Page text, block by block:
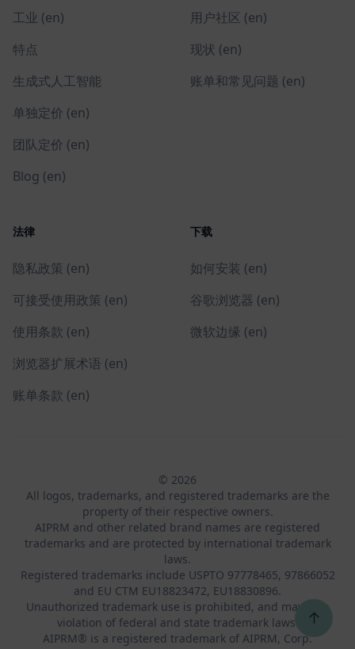
工业 (en)
特点
生成式人工智能
单独定价 (en)
团队定价 (en)
Blog (en)
用户社区 (en)
现状 (en)
账单和常见问题 (en)
法律
隐私政策 (en)
可接受使用政策 (en)
使用条款 (en)
浏览器扩展术语 (en)
账单条款 (en)
下载
如何安装 (en)
谷歌浏览器 (en)
微软边缘 (en)
© 2026
All logos, trademarks, and registered trademarks are the
property of their respective owners.
AIPRM and other related brand names are registered
trademarks and are protected by international trademark
laws.
Registered trademarks include USPTO 97778465, 97866052
and EU CTM EU18823472, EU18830896.
Unauthorized trademark use is prohibited, and may be a
violation of federal and state trademark laws.
AIPRM® is a registered trademark of AIPRM, Corp.
↑